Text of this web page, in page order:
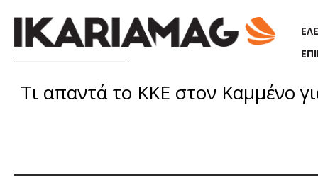
Τι απαντά το ΚΚΕ στον Καμμένο